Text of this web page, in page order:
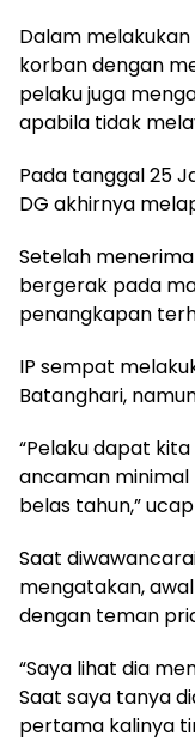
Dalam
korban dengan
pelaku juga
apabila tidak
Pada tanggal 25
DG akhirnya
Setelah
bergerak pada
penangkapan
IP sempat
Batanghari,
“Pelaku dapat
ancaman minimal
belas tahun,”
Saat
mengatakan,
dengan teman
“Saya lihat dia
Saat saya tanya
pertama kalinya